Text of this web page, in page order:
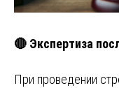
🔴 Экспертиза
При проведении